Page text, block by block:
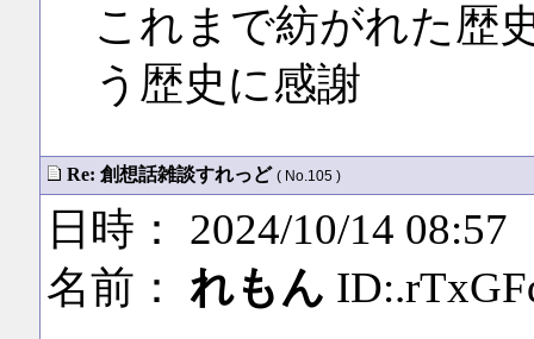
これまで紡がれた歴
う歴史に感謝
Re: 創想話雑談すれっど ( No.105 )
日時： 2024/10/14 08:57
名前： れもん